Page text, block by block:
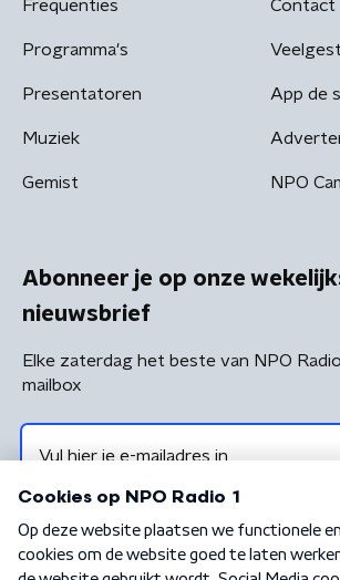
Frequenties
Programma's
Presentatoren
Muziek
Gemist
Contact
App de
NPO
Abonneer je op onze
nieuwsbrief
Elke zaterdag het beste van NPO
mailbox